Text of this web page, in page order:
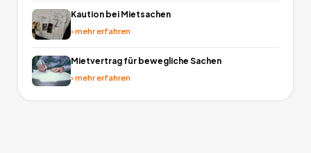
Kaution bei Mietsachen
›mehr erfahren
Mietvertrag für bewegliche Sachen
›mehr erfahren